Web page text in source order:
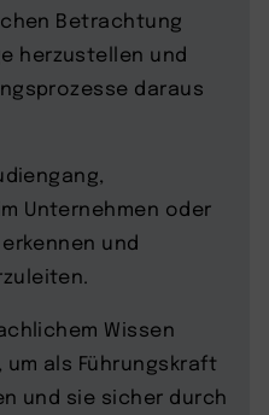
Betrachtung
herzustellen und
daraus
Unternehmen oder
und
Wissen
als Führungskraft
und sie sicher durch